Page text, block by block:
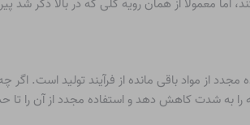
از مواد باقی مانده از فرآیند تولید است.
را به شدت کاهش دهد و استفاده مجدد از آن را تا